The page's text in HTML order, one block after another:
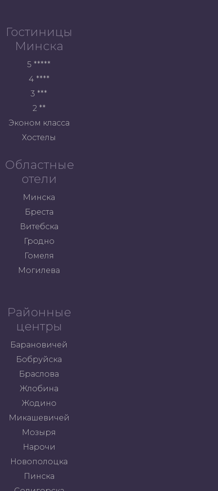
Гостиницы
Минска
5 *****
4 ****
3 ***
2 **
Эконом класса
Хостелы
Областные
отели
Минска
Бреста
Витебска
Гродно
Гомеля
Могилева
Районные
центры
Барановичей
Бобруйска
Браслова
Жлобина
Жодино
Микашевичей
Мозыря
Нарочи
Новополоцка
Пинска